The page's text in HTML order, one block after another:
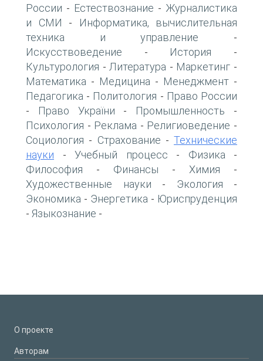
России - Естествознание - Журналистика
и СМИ -
Информатика, вычислительная
техника и управление -
Искусствоведение - История -
Культурология - Литература - Маркетинг -
Математика - Медицина - Менеджмент -
Педагогика - Политология - Право России
- Право України - Промышленность -
Психология - Реклама - Религиоведение -
Социология - Страхование - Технические
науки - Учебный процесс - Физика -
Философия - Финансы - Химия -
Художественные науки - Экология -
Экономика - Энергетика - Юриспруденция
- Языкознание -
О проекте
Авторам